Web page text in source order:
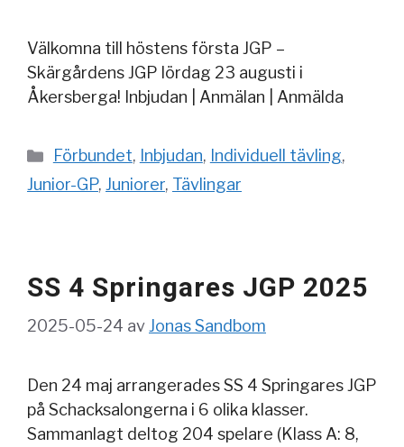
Välkomna till höstens första JGP –
Skärgårdens JGP lördag 23 augusti i
Åkersberga! Inbjudan | Anmälan | Anmälda
Kategorier
Förbundet, Inbjudan, Individuell tävling,
Junior-GP, Juniorer, Tävlingar
SS 4 Springares JGP 2025
2025-05-24 avJonas Sandbom
Den 24 maj arrangerades SS 4 Springares JGP
på Schacksalongerna i 6 olika klasser.
Sammanlagt deltog 204 spelare (Klass A: 8,